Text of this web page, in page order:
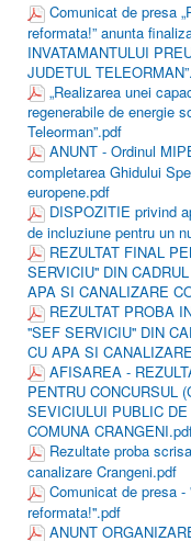
Contact
Proiecte locale
Comunicat de presa
reformata!” anunta
INVATAMANTULUI
JUDETUL
„Realizarea unei
regenerabile de energie
Teleorman”.pdf
ANUNT - Ordinul
completarea Ghidului
europene.pdf
DISPOZITIE privind
de incluziune pentru un
REZULTAT FINAL
SERVICIU'' DIN
APA SI CANALIZARE
REZULTAT PROBA
''SEF SERVICIU'' DIN
CU APA SI
AFISAREA -
PENTRU CONCURSUL
SEVICIULUI PUBLIC
COMUNA
Rezultate proba
canalizare Crangeni.pdf
Comunicat de presa
reformata!''.pdf
ANUNT